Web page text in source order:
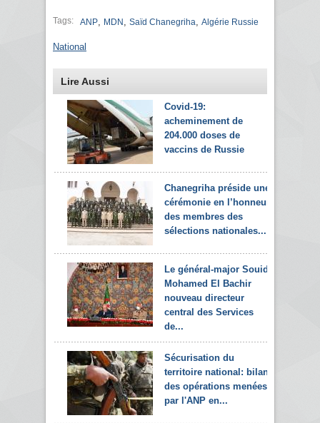
Tags: ANP MDN Saïd Chanegriha Algérie Russie
National
Lire Aussi
Covid-19:
acheminement de
204.000 doses de
vaccins de Russie
Chanegriha préside une
cérémonie en l’honneur
des membres des
sélections nationales...
Le général-major Souid
Mohamed El Bachir
nouveau directeur
central des Services
de...
Sécurisation du
territoire national: bilan
des opérations menées
par l'ANP en...